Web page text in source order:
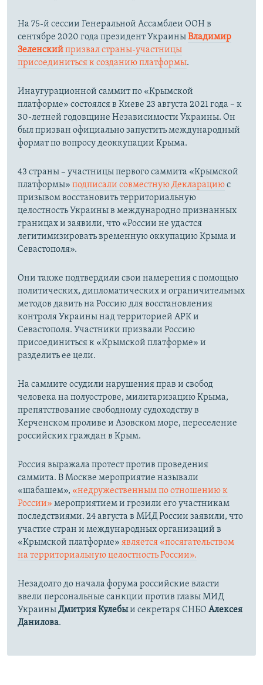
На 75-й сессии Генеральной Ассамблеи ООН в
сентябре 2020 года президент УкраиныВладимир
Зеленскийпризвал страны-участницы
присоединиться к созданию платформы.
Инаугурационной саммит по «Крымской
платформе» состоялся в Киеве 23 августа 2021 года – к
30-летней годовщине Независимости Украины. Он
был призван официально запустить международный
формат по вопросу деоккупации Крыма.
43 страны – участницы первого саммита «Крымской
платформы» подписали совместную Декларациюс
призывом восстановить территориальную
целостность Украины в международно признанных
границах и заявили, что «России не удастся
легитимизировать временную оккупацию Крыма и
Севастополя».
Они также подтвердили свои намерения с помощью
политических, дипломатических и ограничительных
методов давить на Россию для восстановления
контроля Украины над территорией АРК и
Севастополя. Участники призвали Россию
присоединиться к «Крымской платформе» и
разделить ее цели.
На саммите осудили нарушения прав и свобод
человека на полуострове, милитаризацию Крыма,
препятствование свободному судоходству в
Керченском проливе и Азовском море, переселение
российских граждан в Крым.
Россия выражала протест против проведения
саммита. В Москве мероприятие называли
«шабашем», «недружественным по отношению к
России» мероприятием и грозили его участникам
последствиями. 24 августа в МИД России заявили, что
участие стран и международных организаций в
«Крымской платформе» является «посягательством
на территориальную целостность России».
Незадолго до начала форума российские власти
ввели персональные санкции против главы МИД
УкраиныДмитрия Кулебыи секретаря СНБО Алексея
Данилова.